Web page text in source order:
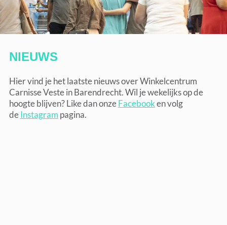
NIEUWS
Hier vind je het laatste nieuws over Winkelcentrum
Carnisse Veste in Barendrecht. Wil je wekelijks op de
hoogte blijven? Like dan onzeFacebooken volg
deInstagram pagina.